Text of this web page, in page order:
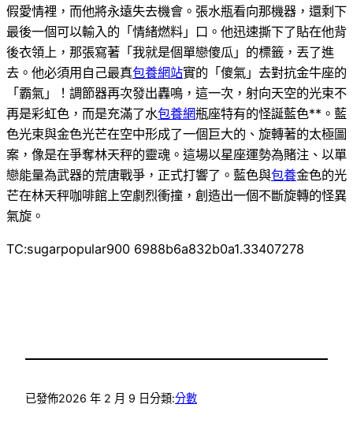
假愛情裡，而他將永遠失去機會。張水瓶看向那機器，還剩下
最後一個可以輸入的「情緒燃料」口。他迅速撕下了貼在他背
後衣領上，那張寫著「我就是個單戀傻瓜」的標籤，丟了進
去。他必須用自己最真包養網站實的「傻氣」去對抗金牛座的
「霸氣」！調節器再次發出轟鳴，這一次，射向天空的光束不
再是彩虹色，而是充滿了水包養網瓶座特有的怪誕藍色**。藍
色光束與金色光芒在空中形成了一個巨大的、旋轉著的太極圖
案，像是在爭奪林天秤的靈魂。這場以星座運勢為賭注、以單
戀能量為武器的荒唐戰爭，正式打響了。藍色與包養金色的光
芒在林天秤咖啡館上空劇烈衝撞，創造出一個不斷旋轉的怪異
氣旋。
TC:sugarpopular900 6988b6a832b0a1.33407278
已發佈2026 年 2 月 9 日分類:分數